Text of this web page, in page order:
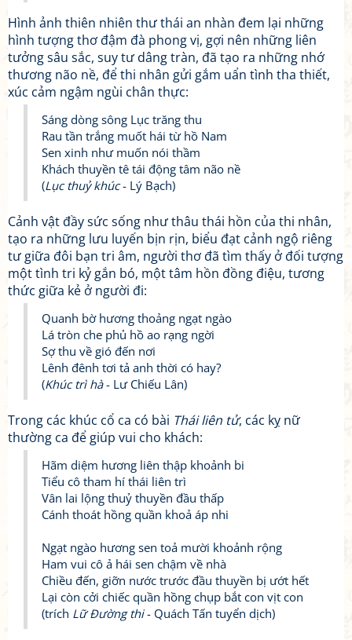
Hình ảnh thiên nhiên thư thái an nhàn đem lại những
hình tượng thơ đậm đà phong vị, gợi nên những liên
tưởng sâu sắc, suy tư dâng tràn, đã tạo ra những nhớ
thương não nề, để thi nhân gửi gắm uẩn tình tha thiết,
xúc cảm ngậm ngùi chân thực:
Sáng dòng sông Lục trăng thu
Rau tần trắng muốt hái từ hồ Nam
Sen xinh như muốn nói thầm
Khách thuyền tê tái động tâm não nề
(Lục thuỷ khúc- Lý Bạch)
Cảnh vật đầy sức sống như thâu thái hồn của thi nhân,
tạo ra những lưu luyến bịn rịn, biểu đạt cảnh ngộ riêng
tư giữa đôi bạn tri âm, người thơ đã tìm thấy ở đối tượng
một tình tri kỷ gắn bó, một tâm hồn đồng điệu, tương
thức giữa kẻ ở người đi:
Quanh bờ hương thoảng ngạt ngào
Lá tròn che phủ hồ ao rạng ngời
Sợ thu về gió đến nơi
Lênh đênh tơi tả anh thời có hay?
(Khúc trì hà- Lư Chiếu Lân)
Trong các khúc cổ ca có bài Thái liên tử, các kỵ nữ
thường ca để giúp vui cho khách:
Hãm diệm hương liên thập khoảnh bi
Tiểu cô tham hí thái liên trì
Vân lai lộng thuỷ thuyền đầu thấp
Cánh thoát hồng quần khoả áp nhi
Ngạt ngào hương sen toả mười khoảnh rộng
Ham vui cô ả hái sen chậm về nhà
Chiều đến, giỡn nước trước đầu thuyền bị ướt hết
Lại còn cởi chiếc quần hồng chụp bắt con vịt con
(trích Lữ Đường thi- Quách Tấn tuyển dịch)